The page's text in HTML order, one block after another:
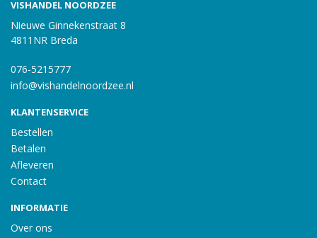
VISHANDEL NOORDZEE
Nieuwe Ginnekenstraat 8
4811NR Breda
076-5215777
info@vishandelnoordzee.nl
KLANTENSERVICE
Bestellen
Betalen
Afleveren
Contact
INFORMATIE
Over ons